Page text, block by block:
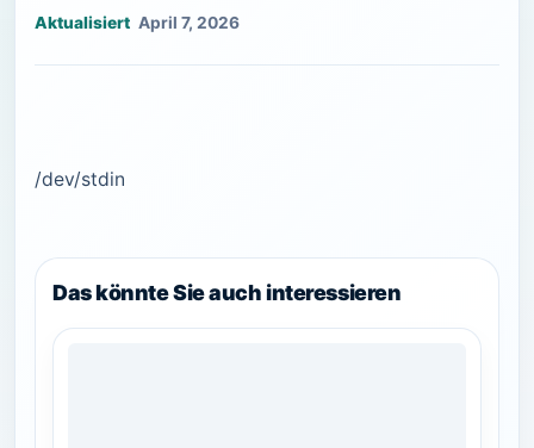
April 7, 2026
/dev/stdin
Das könnte Sie auch interessieren